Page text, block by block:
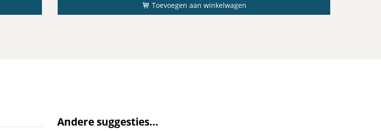
Toevoegen aan winkelwagen
Andere suggesties…